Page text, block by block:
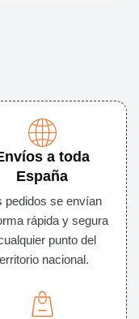
a toda
España
pedidos se envían
rápida y segura
punto del
nacional.